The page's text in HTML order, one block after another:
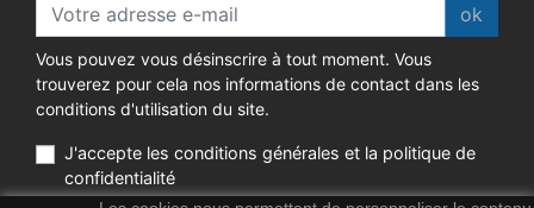
ok
Vous pouvez vous désinscrire à tout moment. Vous
trouverez pour cela nos informations de contact dans les
conditions d'utilisation du site.
J'accepte les conditions générales et la politique de
confidentialité